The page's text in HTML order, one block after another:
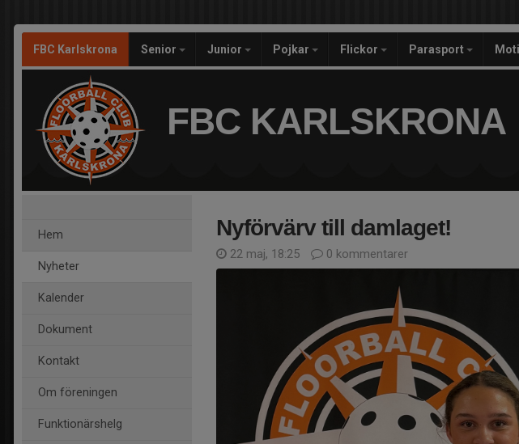
FBC Karlskrona Senior Junior Pojkar Flickor Parasport
FBC KARLSKRONA
Hem
Nyheter
Kalender
Dokument
Kontakt
Om föreningen
Funktionärshelg
Nyförvärv till damlaget!
22 maj, 18:25 0 kommentarer